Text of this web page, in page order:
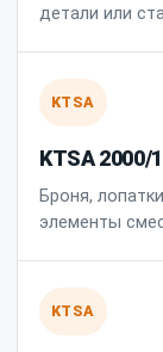
детали или
KTSA
KTSA 2000/
Броня,
элементы
KTSA